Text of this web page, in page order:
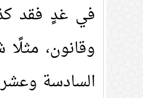
في غدٍ فقد
وقانون،
السادسة وعشر